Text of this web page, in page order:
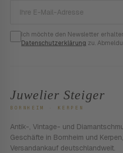
Ich möchte den Newsletter
Datenschutzerklärung zu.
Juwelier Steiger
BORNHEIM · KERPEN
Antik-, Vintage- und
Geschäfte in Bornheim und
Versandankauf deutschlandweit.